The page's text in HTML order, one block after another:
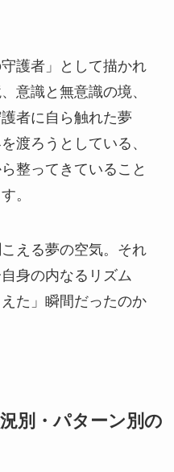
護者」として描かれ
意識と無意識の境、
者に自ら触れた夢
渡ろうとしている、
整ってきていること
。
える夢の空気。それ
身の内なるリズム
た」瞬間だったのか
別・パターン別の